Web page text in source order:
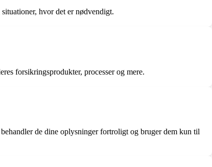
hvor det er nødvendigt.
forsikringsprodukter, processer og mere.
de dine oplysninger fortroligt og bruger dem kun til